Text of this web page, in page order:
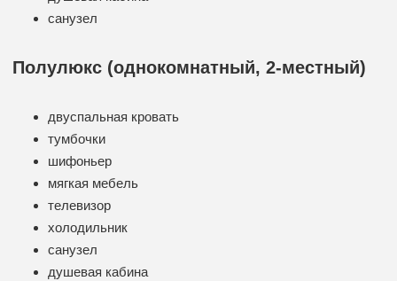
санузел
Полулюкс (однокомнатный, 2-местный)
двуспальная кровать
тумбочки
шифоньер
мягкая мебель
телевизор
холодильник
санузел
душевая кабина